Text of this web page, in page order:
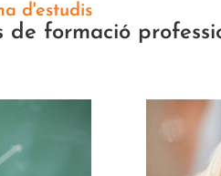
d'estudis
de formació